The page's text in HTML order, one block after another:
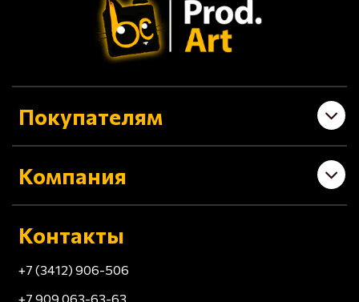
Покупателям
Компания
Контакты
+7 (3412) 906-506
+7 909 063-63-63